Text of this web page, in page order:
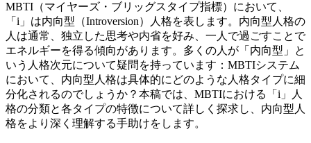
MBTI（マイヤーズ・ブリッグスタイプ指標）において、
「i」は内向型（Introversion）人格を表します。内向型人格の
人は通常、独立した思考や内省を好み、一人で過ごすことで
エネルギーを得る傾向があります。多くの人が「内向型」と
いう人格次元について疑問を持っています：MBTIシステム
において、内向型人格は具体的にどのような人格タイプに細
分化されるのでしょうか？本稿では、MBTIにおける「i」人
格の分類と各タイプの特徴について詳しく探求し、内向型人
格をより深く理解する手助けをします。